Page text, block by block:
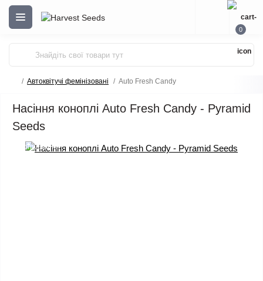
0
Автоквітучі фемінізовані Auto Fresh Candy
Насіння коноплі Auto Fresh Candy - Pyramid
Seeds
Популярний